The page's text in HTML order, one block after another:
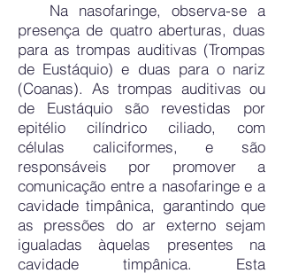
Na nasofaringe, observa-se a
presença de quatro aberturas, duas
para as trompas auditivas (Trompas
de Eustáquio) e duas para o nariz
(Coanas). As trompas auditivas ou
de Eustáquio são revestidas por
epitélio cilíndrico ciliado, com
células caliciformes, e são
responsáveis por promover a
comunicação entre a nasofaringe e a
cavidade timpânica, garantindo que
as pressões do ar externo sejam
igualadas àquelas presentes na
cavidade timpânica. Esta